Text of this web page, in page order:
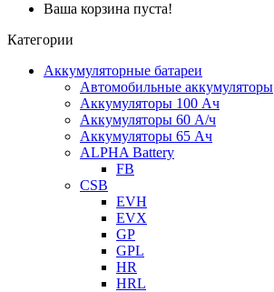
Ваша корзина пуста!
Категории
Аккумуляторные батареи
Автомобильные аккумуляторы
Аккумуляторы 100 Ач
Аккумуляторы 60 А/ч
Аккумуляторы 65 Ач
ALPHA Battery
FB
CSB
EVH
EVX
GP
GPL
HR
HRL